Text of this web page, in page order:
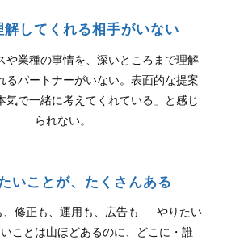
解してくれる相手がいない
や業種の事情を、深いところまで理解
るパートナーがいない。表面的な提案
気で一緒に考えてくれている」と感じ
られない。
いことが、たくさんある
、修正も、運用も、広告も — やりたい
ことは山ほどあるのに、どこに・誰